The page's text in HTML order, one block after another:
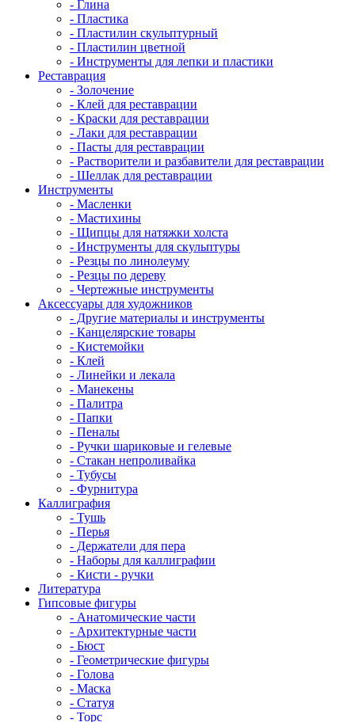
- Глина
- Пластика
- Пластилин скульптурный
- Пластилин цветной
- Инструменты для лепки и пластики
Реставрация
- Золочение
- Клей для реставрации
- Краски для реставрации
- Лаки для реставрации
- Пасты для реставрации
- Растворители и разбавители для реставрации
- Шеллак для реставрации
Инструменты
- Масленки
- Мастихины
- Щипцы для натяжки холста
- Инструменты для скульптуры
- Резцы по линолеуму
- Резцы по дереву
- Чертежные инструменты
Аксессуары для художников
- Другие материалы и инструменты
- Канцелярские товары
- Кистемойки
- Клей
- Линейки и лекала
- Манекены
- Палитра
- Папки
- Пеналы
- Ручки шариковые и гелевые
- Стакан непроливайка
- Тубусы
- Фурнитура
Каллиграфия
- Тушь
- Перья
- Держатели для пера
- Наборы для каллиграфии
- Кисти - ручки
Литература
Гипсовые фигуры
- Анатомические части
- Архитектурные части
- Бюст
- Геометрические фигуры
- Голова
- Маска
- Статуя
- Торс